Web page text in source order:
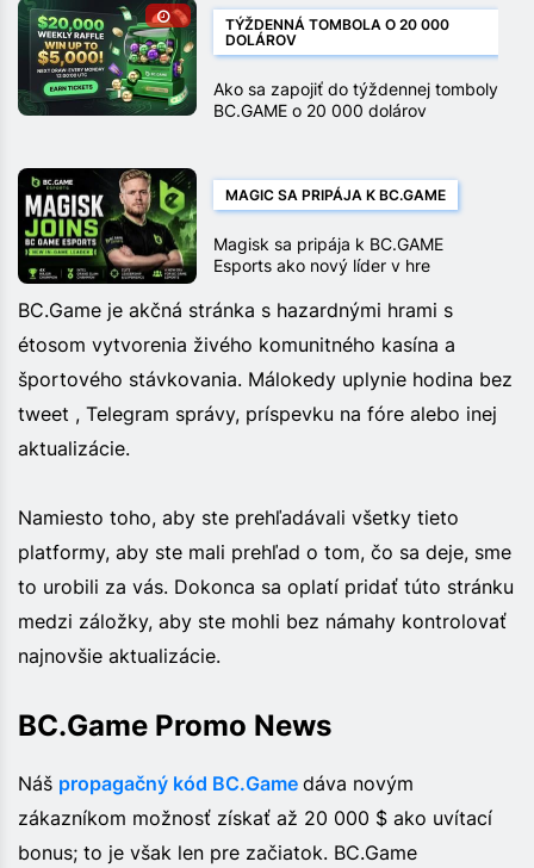
TÝŽDENNÁ TOMBOLA O 20 000
DOLÁROV
Ako sa zapojiť do týždennej tomboly
BC.GAME o 20 000 dolárov
MAGIC SA PRIPÁJA K BC.GAME
Magisk sa pripája k BC.GAME
Esports ako nový líder v hre
BC.Game je akčná stránka s hazardnými hrami s
étosom vytvorenia živého komunitného kasína a
športového stávkovania. Málokedy uplynie hodina bez
tweet , Telegram správy, príspevku na fóre alebo inej
aktualizácie.
Namiesto toho, aby ste prehľadávali všetky tieto
platformy, aby ste mali prehľad o tom, čo sa deje, sme
to urobili za vás. Dokonca sa oplatí pridať túto stránku
medzi záložky, aby ste mohli bez námahy kontrolovať
najnovšie aktualizácie.
BC.Game Promo News
Náš propagačný kód BC.Game dáva novým
zákazníkom možnosť získať až 20 000 $ ako uvítací
bonus; to je však len pre začiatok. BC.Game